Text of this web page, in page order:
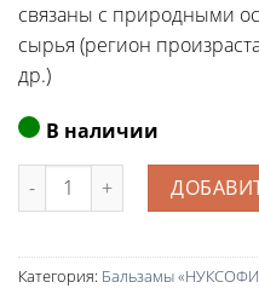
связаны с природными
сырья (регион
др.)
В наличии
Количество
Категория: Бальзамы